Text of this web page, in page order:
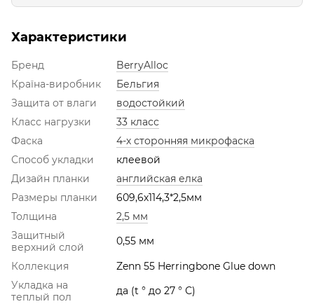
Характеристики
Бренд
BerryAlloc
Країна-виробник
Бельгия
Защита от влаги
водостойкий
Класс нагрузки
33 класс
Фаска
4-х сторонняя микрофаска
Способ укладки
клеевой
Дизайн планки
английская елка
Размеры планки
609,6х114,3*2,5мм
Толщина
2,5 мм
Защитный
верхний слой
0,55 мм
Коллекция
Zenn 55 Herringbone Glue down
Укладка на
теплый пол
да (t ° до 27 ° С)